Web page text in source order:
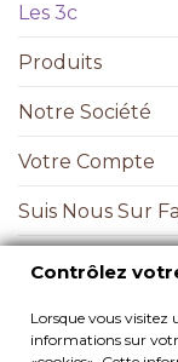
Les 3c
Produits
Notre Société
Votre Compte
Suis Nous Sur
Contrôlez votre
Contrôlez
Lorsque vous visitez
informations sur